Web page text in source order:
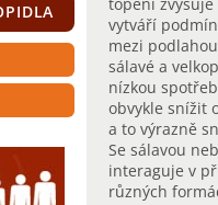
vytváří
mezi
sálavé a
nízkou
obvykle snížit
a to výrazně
Se sálavou
interaguje v
různých